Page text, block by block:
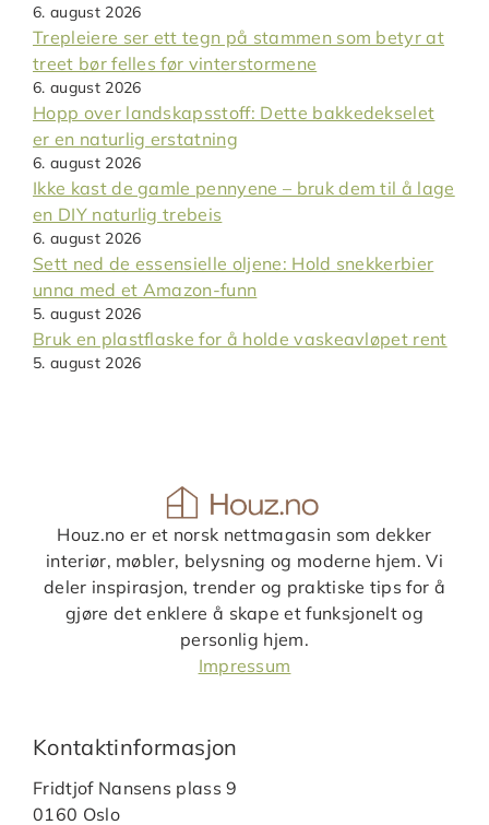
6. august 2026
Trepleiere ser ett tegn på stammen som betyr at
treet bør felles før vinterstormene
6. august 2026
Hopp over landskapsstoff: Dette bakkedekselet
er en naturlig erstatning
6. august 2026
Ikke kast de gamle pennyene – bruk dem til å lage
en DIY naturlig trebeis
6. august 2026
Sett ned de essensielle oljene: Hold snekkerbier
unna med et Amazon-funn
5. august 2026
Bruk en plastflaske for å holde vaskeavløpet rent
5. august 2026
Houz.no er et norsk nettmagasin som dekker
interiør, møbler, belysning og moderne hjem. Vi
deler inspirasjon, trender og praktiske tips for å
gjøre det enklere å skape et funksjonelt og
personlig hjem.
Impressum
Kontaktinformasjon
Fridtjof Nansens plass 9
0160 Oslo